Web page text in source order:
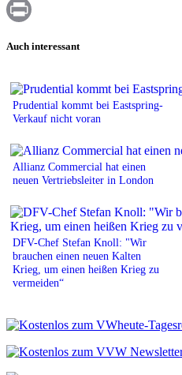
WhatsApp
Auch interessant
Prudential kommt bei Eastspring-
Verkauf nicht voran
Allianz Commercial hat einen
neuen Vertriebsleiter in London
DFV-Chef Stefan Knoll: "Wir
brauchen einen neuen Kalten
Krieg, um einen heißen Krieg zu
vermeiden“